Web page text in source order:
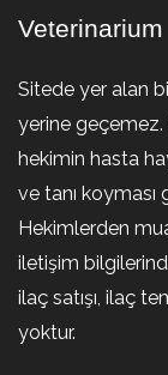
Veterinarium
Sitede yer alan
yerine geçemez.
hekimin hasta
ve tanı koyması
Hekimlerden
iletişim
ilaç satışı, ilaç
yoktur.